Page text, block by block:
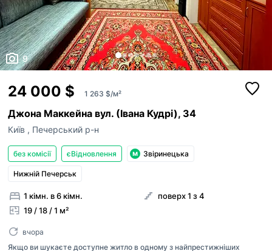
9
24 000 $ 1 263 $/м²
Джона Маккейна вул. (Івана Кудрі), 34
Київ , Печерський р-н
без комісії єВідновлення Звіринецька
Нижній Печерськ
1 кімн. в 6 кімн.
19 / 18 / 1 м²
поверх 1 з 4
вчора
Якщо ви шукаєте доступне житло в одному з найпрестижніших